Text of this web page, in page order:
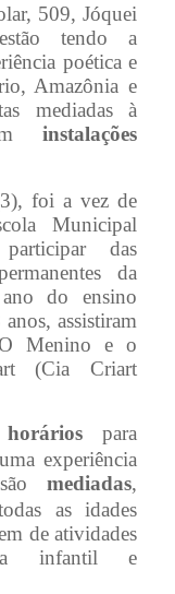
509, Jóquei
tendo a
poética e
Amazônia e
mediadas à
instalações
foi a vez de
Municipal
das
da
do ensino
assistiram
O Menino e o
(Cia Criart
para
experiência
mediadas,
as idades
de atividades
infantil e